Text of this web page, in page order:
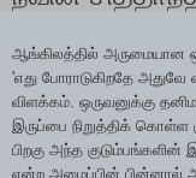
ஆங்கிலத்தில் அருமையான
'எது போராடுகிறதே
விளக்கம். ஒருவனுக்கு
இருப்பை நிறுத்திக் கொள்ள
பிறகு அந்த
என்ற அமைப்பின் பின்னால்